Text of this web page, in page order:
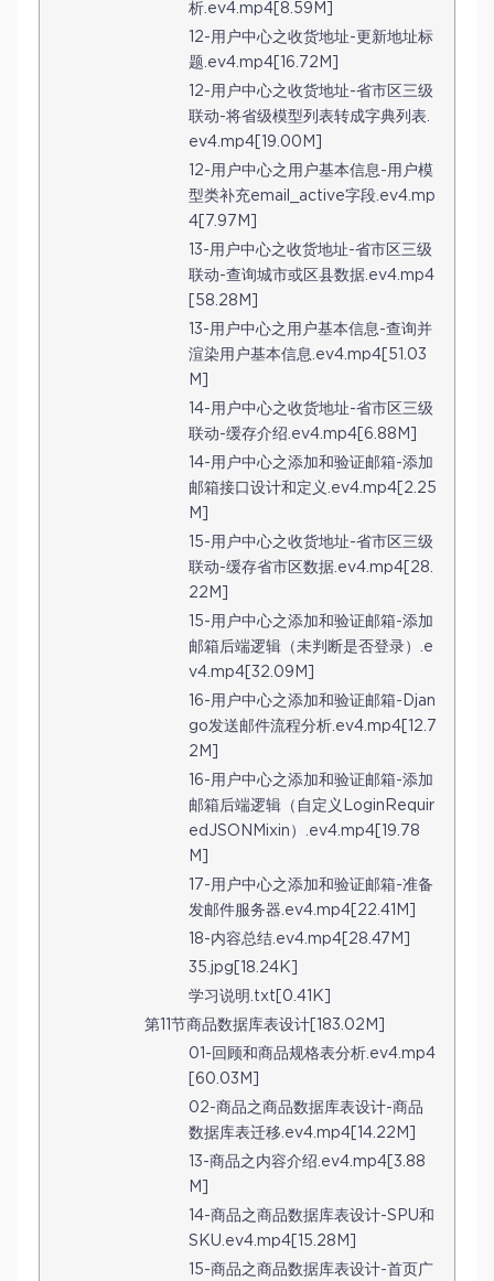
析.ev4.mp4[8.59M]
12-用户中心之收货地址-更新地址标
题.ev4.mp4[16.72M]
12-用户中心之收货地址-省市区三级
联动-将省级模型列表转成字典列表.
ev4.mp4[19.00M]
12-用户中心之用户基本信息-用户模
型类补充email_active字段.ev4.mp
4[7.97M]
13-用户中心之收货地址-省市区三级
联动-查询城市或区县数据.ev4.mp4
[58.28M]
13-用户中心之用户基本信息-查询并
渲染用户基本信息.ev4.mp4[51.03
M]
14-用户中心之收货地址-省市区三级
联动-缓存介绍.ev4.mp4[6.88M]
14-用户中心之添加和验证邮箱-添加
邮箱接口设计和定义.ev4.mp4[2.25
M]
15-用户中心之收货地址-省市区三级
联动-缓存省市区数据.ev4.mp4[28.
22M]
15-用户中心之添加和验证邮箱-添加
邮箱后端逻辑（未判断是否登录）.e
v4.mp4[32.09M]
16-用户中心之添加和验证邮箱-Djan
go发送邮件流程分析.ev4.mp4[12.7
2M]
16-用户中心之添加和验证邮箱-添加
邮箱后端逻辑（自定义LoginRequir
edJSONMixin）.ev4.mp4[19.78
M]
17-用户中心之添加和验证邮箱-准备
发邮件服务器.ev4.mp4[22.41M]
18-内容总结.ev4.mp4[28.47M]
35.jpg[18.24K]
学习说明.txt[0.41K]
第11节商品数据库表设计[183.02M]
01-回顾和商品规格表分析.ev4.mp4
[60.03M]
02-商品之商品数据库表设计-商品
数据库表迁移.ev4.mp4[14.22M]
13-商品之内容介绍.ev4.mp4[3.88
M]
14-商品之商品数据库表设计-SPU和
SKU.ev4.mp4[15.28M]
15-商品之商品数据库表设计-首页广